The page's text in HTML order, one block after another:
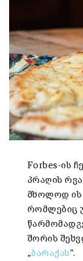
Forbes-ის
პრაღის
მხოლოდ ის
რომლებიც
შორის
„ბარაქას“.